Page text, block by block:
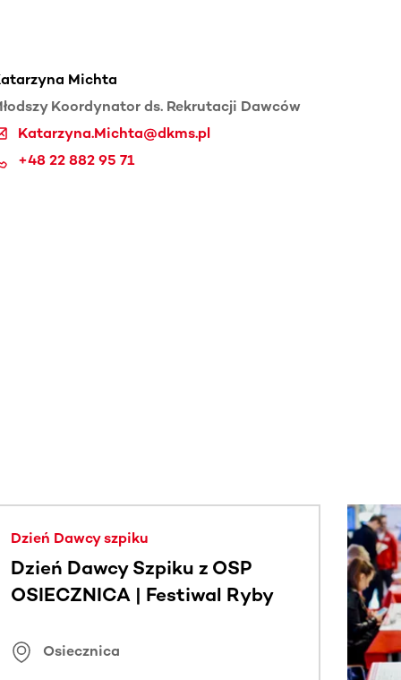
Michta
Koordynator ds. Rekrutacji Dawców
Katarzyna.Michta@dkms.pl
+48 22 882 95 71
Dzień Dawcy szpiku
Dzień Dawcy Szpiku z OSP
OSIECZNICA | Festiwal Ryby
Osiecznica